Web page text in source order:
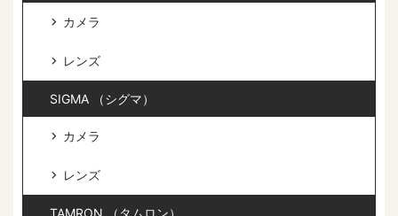
カメラ
レンズ
SIGMA （シグマ）
カメラ
レンズ